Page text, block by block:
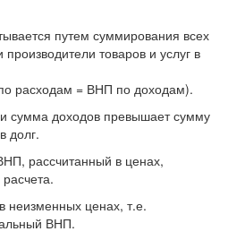
путем суммирования всех
товаров и услуг в
расходам = ВНП по доходам).
сумма доходов превышает сумму
долг.
рассчитанный в ценах,
неизменных ценах, т.е.
ВНП.